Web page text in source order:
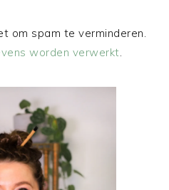
om spam te verminderen.
worden verwerkt.